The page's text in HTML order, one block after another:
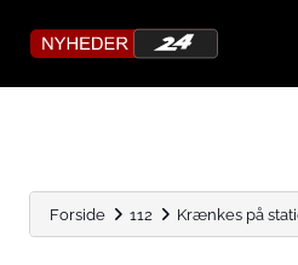
Forside 112 Krænkes på